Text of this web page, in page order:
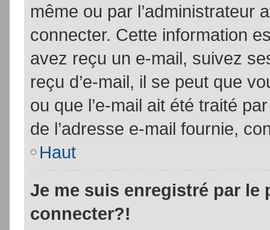
même ou par l’administrateur
connecter. Cette information
avez reçu un e-mail, suivez
reçu d’e-mail, il se peut que
ou que l’e-mail ait été traité
de l’adresse e-mail fournie,
Haut
Je me suis enregistré par le
connecter?!